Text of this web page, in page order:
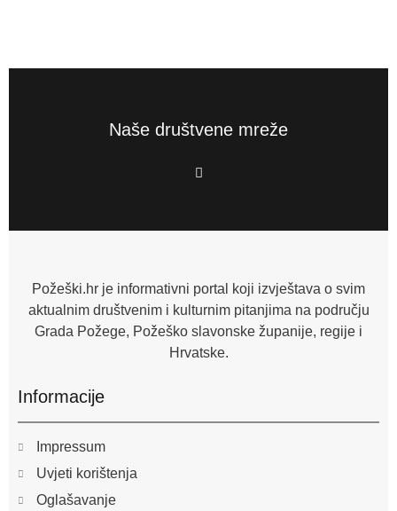
Naše društvene mreže
F
a
o
f
Požeški.hr je informativni portal koji izvještava o svim
aktualnim društvenim i kulturnim pitanjima na području
Grada Požege, Požeško slavonske županije, regije i
Hrvatske.
Informacije
Impressum
Uvjeti korištenja
Oglašavanje